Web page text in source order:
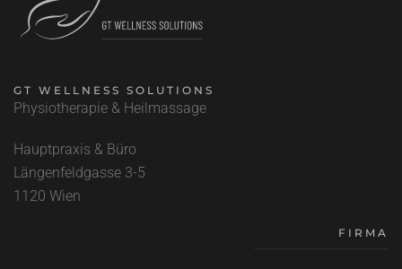
GT WELLNESS SOLUTIONS
Physiotherapie & Heilmassage
Hauptpraxis & Büro
Längenfeldgasse 3-5
1120 Wien
FIRMA